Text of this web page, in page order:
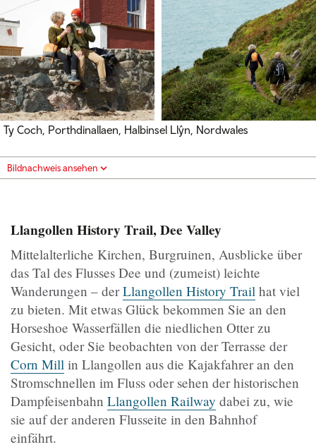
Ty Coch, Porthdinallaen, Halbinsel Llŷn, Nordwales
Bildnachweis ansehen
Llangollen History Trail, Dee Valley
Mittelalterliche Kirchen, Burgruinen, Ausblicke über
das Tal des Flusses Dee und (zumeist) leichte
Wanderungen – derLlangollen History Trail hat viel
zu bieten. Mit etwas Glück bekommen Sie an den
Horseshoe Wasserfällen die niedlichen Otter zu
Gesicht, oder Sie beobachten von der Terrasse der
Corn Mill in Llangollen aus die Kajakfahrer an den
Stromschnellen im Fluss oder sehen der historischen
Dampfeisenbahn Llangollen Railway dabei zu, wie
sie auf der anderen Flusseite in den Bahnhof
einfährt.